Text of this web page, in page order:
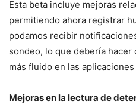
Esta beta incluye mejoras
permitiendo ahora registrar
podamos recibir
sondeo, lo que debería
más fluido en las
Mejoras en la lectura de